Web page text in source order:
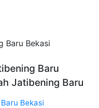
Baru Bekasi
Baru
Jatibening Baru
Bekasi